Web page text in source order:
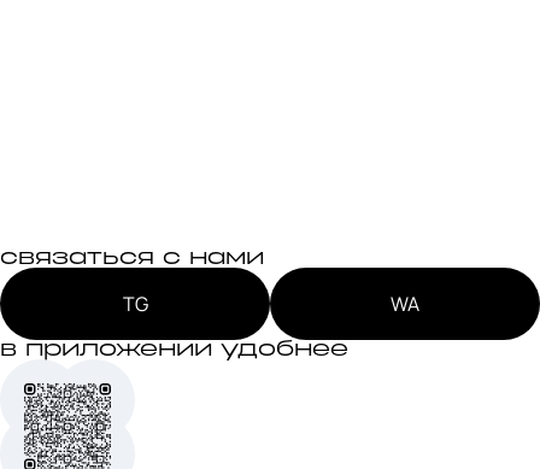
связаться с нами
TG WA
в приложении удобнее